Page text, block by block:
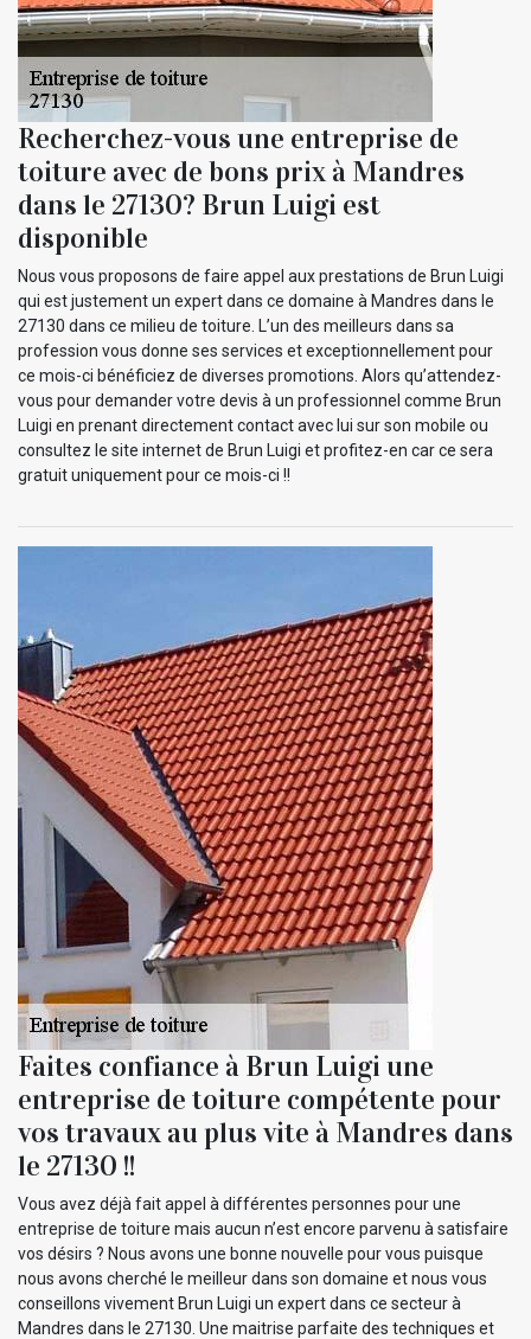
Recherchez-vous une entreprise de
toiture avec de bons prix à Mandres
dans le 27130? Brun Luigi est
disponible
Nous vous proposons de faire appel aux prestations de Brun Luigi
qui est justement un expert dans ce domaine à Mandres dans le
27130 dans ce milieu de toiture. L’un des meilleurs dans sa
profession vous donne ses services et exceptionnellement pour
ce mois-ci bénéficiez de diverses promotions. Alors qu’attendez-
vous pour demander votre devis à un professionnel comme Brun
Luigi en prenant directement contact avec lui sur son mobile ou
consultez le site internet de Brun Luigi et profitez-en car ce sera
gratuit uniquement pour ce mois-ci !!
Faites confiance à Brun Luigi une
entreprise de toiture compétente pour
vos travaux au plus vite à Mandres dans
le 27130 !!
Vous avez déjà fait appel à différentes personnes pour une
entreprise de toiture mais aucun n’est encore parvenu à satisfaire
vos désirs ? Nous avons une bonne nouvelle pour vous puisque
nous avons cherché le meilleur dans son domaine et nous vous
conseillons vivement Brun Luigi un expert dans ce secteur à
Mandres dans le 27130. Une maitrise parfaite des techniques et